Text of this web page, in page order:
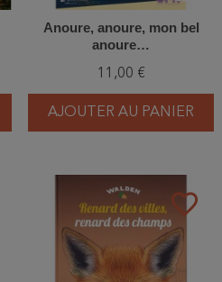
Anoure, anoure, mon bel
anoure…
11,00 €
AJOUTER AU PANIER
favorite_border